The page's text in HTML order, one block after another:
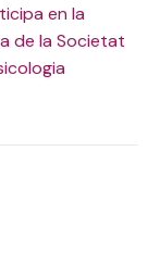
en la
de la Societat